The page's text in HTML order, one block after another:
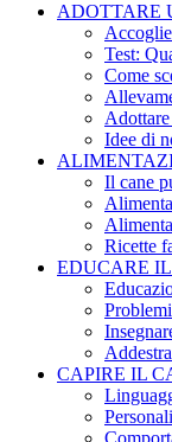
ADOTTARE
Test:
Come
Idee di
Il cane
Ricette
EDUCARE
CAPIRE IL